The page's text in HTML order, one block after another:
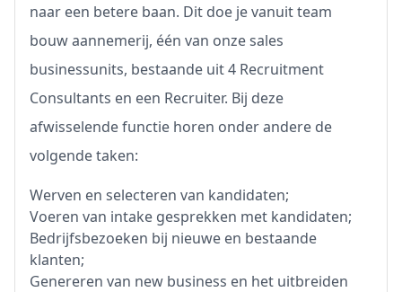
naar een betere baan. Dit doe je vanuit team
bouw aannemerij, één van onze sales
businessunits, bestaande uit 4 Recruitment
Consultants en een Recruiter. Bij deze
afwisselende functie horen onder andere de
volgende taken:
Werven en selecteren van kandidaten;
Voeren van intake gesprekken met kandidaten;
Bedrijfsbezoeken bij nieuwe en bestaande
klanten;
Genereren van new business en het uitbreiden